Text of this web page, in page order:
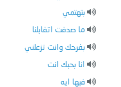
بتهتمي
ما صدقت اتقابلنا
بفرحك وانت تزعلني
انا بحبك انت
فيها ايه